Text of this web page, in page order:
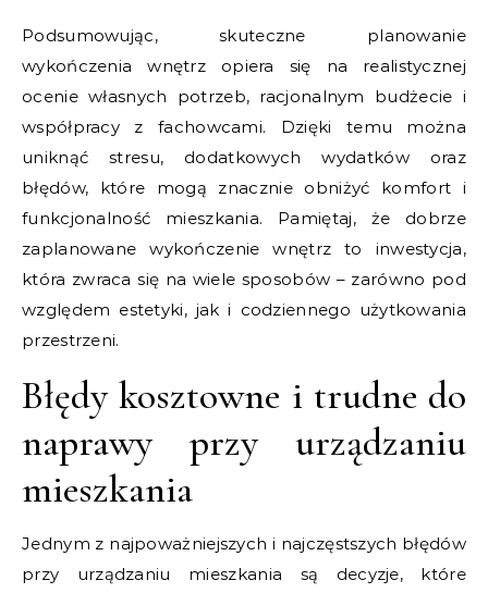
Podsumowując, skuteczne planowanie
wykończenia wnętrz opiera się na realistycznej
ocenie własnych potrzeb, racjonalnym budżecie i
współpracy z fachowcami. Dzięki temu można
uniknąć stresu, dodatkowych wydatków oraz
błędów, które mogą znacznie obniżyć komfort i
funkcjonalność mieszkania. Pamiętaj, że dobrze
zaplanowane wykończenie wnętrz to inwestycja,
która zwraca się na wiele sposobów – zarówno pod
względem estetyki, jak i codziennego użytkowania
przestrzeni.
Błędy kosztowne i trudne do
naprawy przy urządzaniu
mieszkania
Jednym z najpoważniejszych i najczęstszych błędów
przy urządzaniu mieszkania są decyzje, które